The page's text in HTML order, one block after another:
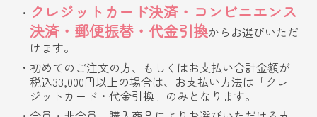
クレジットカード決済・コンビニエンス
決済・郵便振替・代金引換からお選びいただ
けます。
初めてのご注文の方、もしくはお支払い合計金額が
税込33,000円以上の場合は、お支払い方法は「クレ
ジットカード・代金引換」のみとなります。